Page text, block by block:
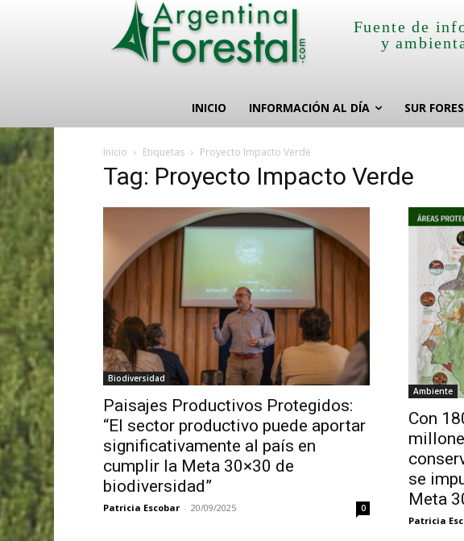
Fuente de
y
INICIO INFORMACIÓN AL DÍA SUR
Inicio Etiquetas Proyecto Impacto Verde
Tag: Proyecto Impacto Verde
Biodiversidad
Paisajes Productivos Protegidos:
“El sector productivo puede aportar
significativamente al país en
cumplir la Meta 30×30 de
biodiversidad”
Patricia Escobar - 20/09/2025 0
Ambiente
Con
se
Meta
Patricia